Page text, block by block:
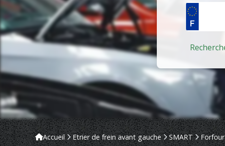
Accueil Etrier de frein avant gauche SMART Forfour